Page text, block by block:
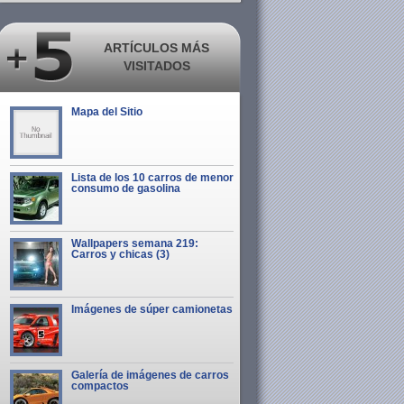
ARTÍCULOS MÁS
VISITADOS
Mapa del Sitio
Lista de los 10 carros de menor
consumo de gasolina
Wallpapers semana 219:
Carros y chicas (3)
Imágenes de súper camionetas
Galería de imágenes de carros
compactos